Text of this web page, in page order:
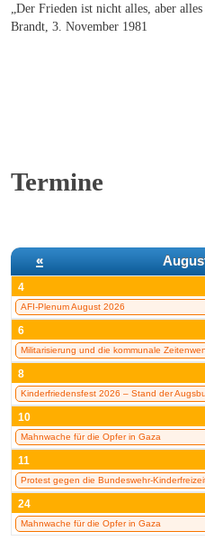
„Der Frieden ist nicht alles, aber
Brandt, 3. November 1981
Termine
«
4
AFI-Plenum August 2026
6
Militarisierung und die kommunale
8
Kinderfriedensfest 2026 – Stand der
10
Mahnwache für die Opfer in Gaza
11
Protest gegen die Bundeswehr-
24
Mahnwache für die Opfer in Gaza